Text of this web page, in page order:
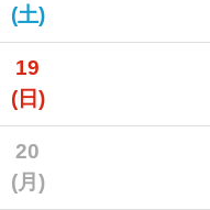
(土)
19
(日)
20
(月)